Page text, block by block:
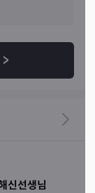
>
신선생님